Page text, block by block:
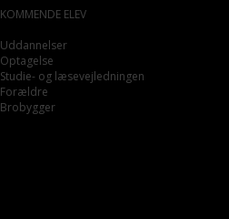
KOMMENDE ELEV
Uddannelser
Optagelse
Studie- og læsevejledningen
Forældre
Brobygger